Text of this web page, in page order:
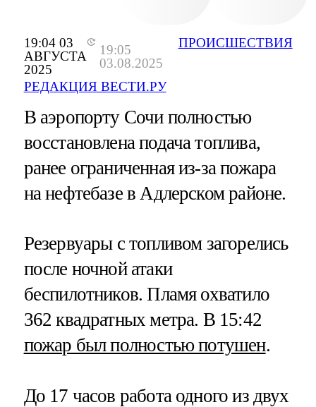
19:04 03
АВГУСТА
2025
19:05
03.08.2025
РЕДАКЦИЯ ВЕСТИ.РУ
ПРОИСШЕСТВИЯ
В аэропорту Сочи полностью
восстановлена подача топлива,
ранее ограниченная из-за пожара
на нефтебазе в Адлерском районе.
Резервуары с топливом загорелись
после ночной атаки
беспилотников. Пламя охватило
362 квадратных метра. В 15:42
пожар был полностью потушен.
До 17 часов работа одного из двух